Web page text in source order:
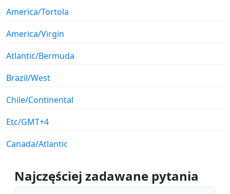
America/Tortola
America/Virgin
Atlantic/Bermuda
Brazil/West
Chile/Continental
Etc/GMT+4
Canada/Atlantic
Najczęściej zadawane pytania